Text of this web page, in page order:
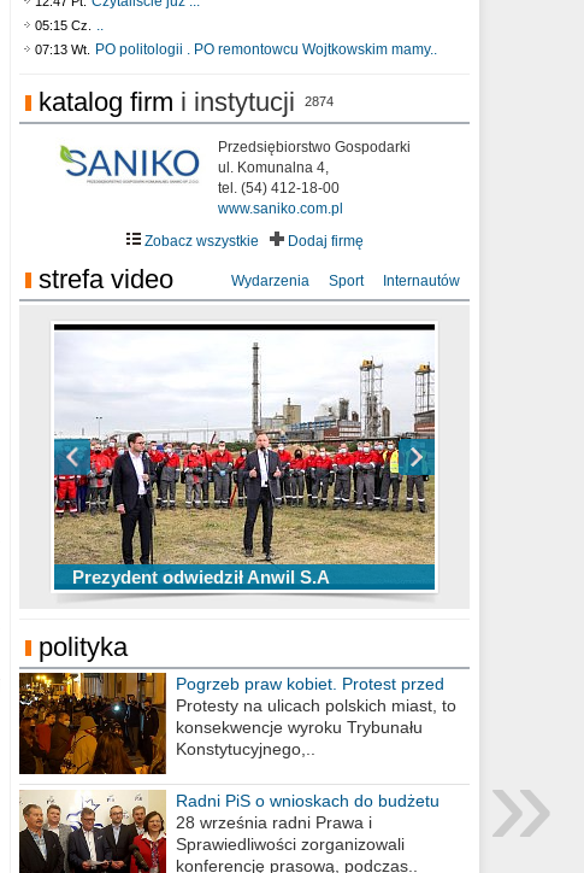
05:15 Cz. ..
07:13 Wt. PO politologii . PO remontowcu Wojtkowskim mamy..
katalog firm i instytucji 2874
Przedsiębiorstwo Gospodarki
ul. Komunalna 4,
tel. (54) 412-18-00
www.saniko.com.pl
Zobacz wszystkie
Dodaj firmę
strefa video Wydarzenia Sport Internautów
Prezydent odwiedził Anwil S.A
TOP 10 przechwytów Anwilu Włocławek
w EBL w sezonie 2019/2020
TOP 5 rzutów Anwilu Włocławek w BCL
w sezonie 2019/2020
Ni To Ponk - W oczach mamy strach
sixf33t .Last Year DRONE FOOTAGE
Włocławek
XXIII Sesja Rady Miasta Włocławek VIII
kadencji w dniu 09.06.2020 r.
polityka
Pogrzeb praw kobiet. Protest przed
biurem poselskim PiS
Protesty na ulicach polskich miast, to
konsekwencje wyroku Trybunału
Konstytucyjnego,..
Radni PiS o wnioskach do budżetu
miasta na 2021 rok
28 września radni Prawa i
Sprawiedliwości zorganizowali
konferencję prasową, podczas..
»